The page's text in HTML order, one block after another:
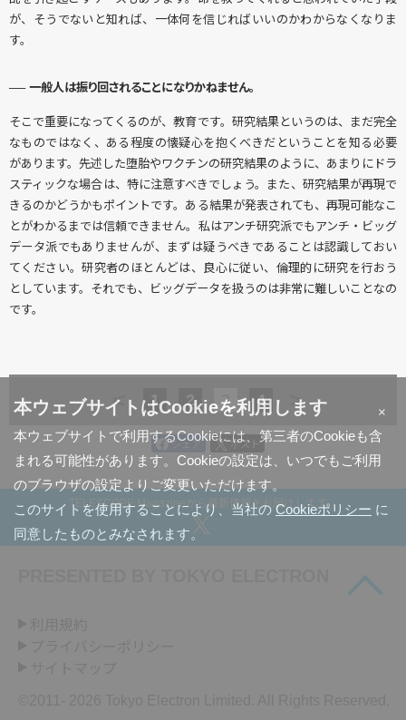
本ウェブサイトはCookieを利用します
×
本ウェブサイトで利用するCookieには、第三者のCookieも含
まれる可能性があります。Cookieの設定は、いつでもご利用
のブラウザの設定よりご変更いただけます。
このサイトを使用することにより、当社のCookieポリシー に
同意したものとみなされます。
が、そうでないと知れば、一体何を信じればいいのかわからなくなりま
す。
── 一般人は振り回されることになりかねません。
そこで重要になってくるのが、教育です。研究結果というのは、まだ完全
なものではなく、ある程度の懐疑心を抱くべきだということを知る必要
があります。先述した堕胎やワクチンの研究結果のように、あまりにドラ
スティックな場合は、特に注意すべきでしょう。また、研究結果が再現で
きるのかどうかもポイントです。ある結果が発表されても、再現可能なこ
とがわかるまでは信頼できません。私はアンチ研究派でもアンチ・ビッグ
データ派でもありませんが、まずは疑うべきであることは認識しておい
てください。研究者のほとんどは、良心に従い、倫理的に研究を行おう
としています。それでも、ビッグデータを扱うのは非常に難しいことなの
です。
< 1 2 3 4 >
シェア ポスト
TELESCOPE Magazineから最新情報をお届けします。